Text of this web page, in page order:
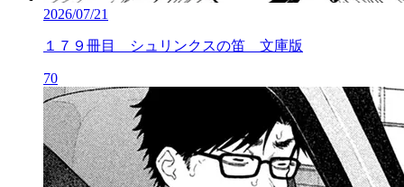
2026/07/21
１７９冊目 シュリンクスの笛 文庫版
70